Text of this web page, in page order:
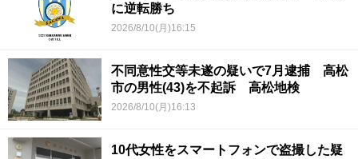
に逆転勝ち
2026/8/10(月)16:15
不同意性交等未遂の疑いで7月逮捕 高松
市の男性(43)を不起訴 高松地検
2026/8/10(月)16:13
10代女性をスマートフォンで盗撮した疑